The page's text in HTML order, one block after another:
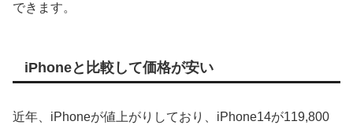
できます。
iPhoneと比較して価格が安い
近年、iPhoneが値上がりしており、iPhone14が119,800